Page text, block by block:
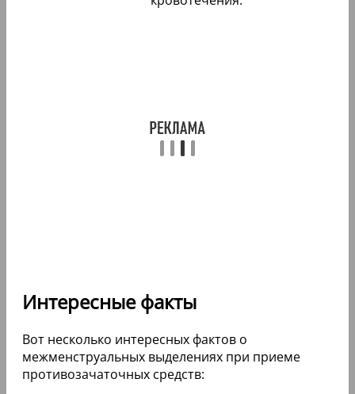
Интересные факты
Вот несколько интересных фактов о
межменструальных выделениях при приеме
противозачаточных средств: